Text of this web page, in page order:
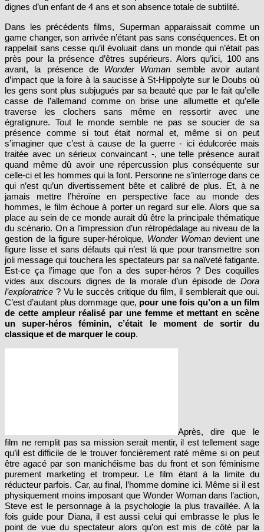
Dans les précédents films, Superman apparaissait comme un
game changer, son arrivée n’étant pas sans conséquences. Et on
rappelait sans cesse qu’il évoluait dans un monde qui n’était pas
près pour la présence d’êtres supérieurs. Alors qu’ici, 100 ans
avant, la présence deWonder Woman
semble avoir autant
d’impact que la foire à la saucisse à St-Hippolyte sur le Doubs où
les gens sont plus subjugués par sa beauté que par le fait qu’elle
casse de l’allemand comme on brise une allumette et qu’elle
traverse les clochers sans même en ressortir avec une
égratignure. Tout le monde semble ne pas se soucier de sa
présence comme si tout était normal et, même si on peut
s’imaginer que c’est à cause de la guerre - ici édulcorée mais
traitée avec un sérieux convaincant -, une telle présence aurait
quand même dû avoir une répercussion plus conséquente sur
celle-ci et les hommes qui la font. Personne ne s’interroge dans ce
qui n’est qu’un divertissement bête et calibré de plus. Et, à ne
jamais mettre l’héroïne en perspective face au monde des
hommes, le film échoue à porter un regard sur elle. Alors que sa
place au sein de ce monde aurait dû être la principale thématique
du scénario. On a l’impression d’un rétropédalage au niveau de la
gestion de la figure super-héroïque,Wonder Woman devient une
figure lisse et sans défauts qui n’est là que pour transmettre son
joli message qui touchera les spectateurs par sa naïveté fatigante.
Est-ce ça l’image que l’on a des super-héros ? Des coquilles
vides aux discours dignes de la morale d’un épisode deDora
l’exploratrice? Vu le succès critique du film, il semblerait que oui.
C’est d’autant plus dommage que,pour une fois qu’on a un film
de cette ampleur réalisé par une femme et mettant en scène
un super-héros féminin, c’était le moment de sortir du
classique et de marquer le coup.
film ne remplit pas sa mission serait mentir, il est tellement sage
qu’il est difficile de le trouver foncièrement raté même si on peut
être agacé par son manichéisme bas du front et son féminisme
purement marketing et trompeur. Le film étant à la limite du
réducteur parfois. Car, au final, l’homme domine ici. Même si il est
physiquement moins imposant que Wonder Woman dans l’action,
Steve est le personnage à la psychologie la plus travaillée. A la
fois guide pour Diana, il est aussi celui qui embrasse le plus le
point de vue du spectateur alors qu’on est mis de côté par la
position de femme-enfant de Diana. Contrairement à Steve, on a